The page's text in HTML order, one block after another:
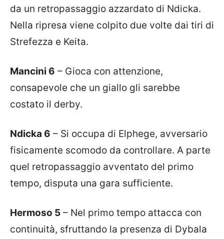
da un retropassaggio azzardato di Ndicka.
Nella ripresa viene colpito due volte dai tiri di
Strefezza e Keita.
Mancini 6 – Gioca con attenzione,
consapevole che un giallo gli sarebbe
costato il derby.
Ndicka 6 – Si occupa di Elphege, avversario
fisicamente scomodo da controllare. A parte
quel retropassaggio avventato del primo
tempo, disputa una gara sufficiente.
Hermoso 5 – Nel primo tempo attacca con
continuità, sfruttando la presenza di Dybala